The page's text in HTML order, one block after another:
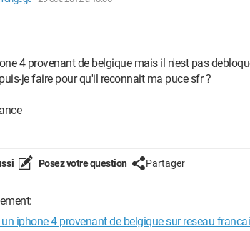
4 provenant de belgique mais il n'est pas
je faire pour qu'il reconnait ma puce sfr ?
Posez votre question Partager
iphone 4 provenant de belgique sur reseau